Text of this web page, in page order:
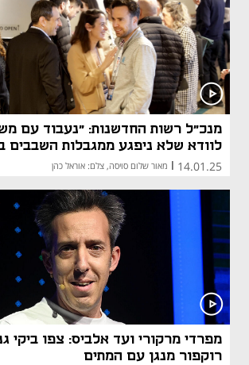
מנכ"ל רשות החדשנות: "נעבוד עם
לוודא שלא ניפגע ממגבלות השבבים
14.01.25 מאור שלום סויסה, צלם: אוראל כהן
מפרדי מרקורי ועד אלביס: צפו ביקי
רוקפור מנגן עם המתים